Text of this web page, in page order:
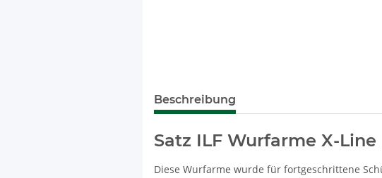
Beschreibung
Satz ILF Wurfarme X-
Diese Wurfarme wurde für fortgeschrittene